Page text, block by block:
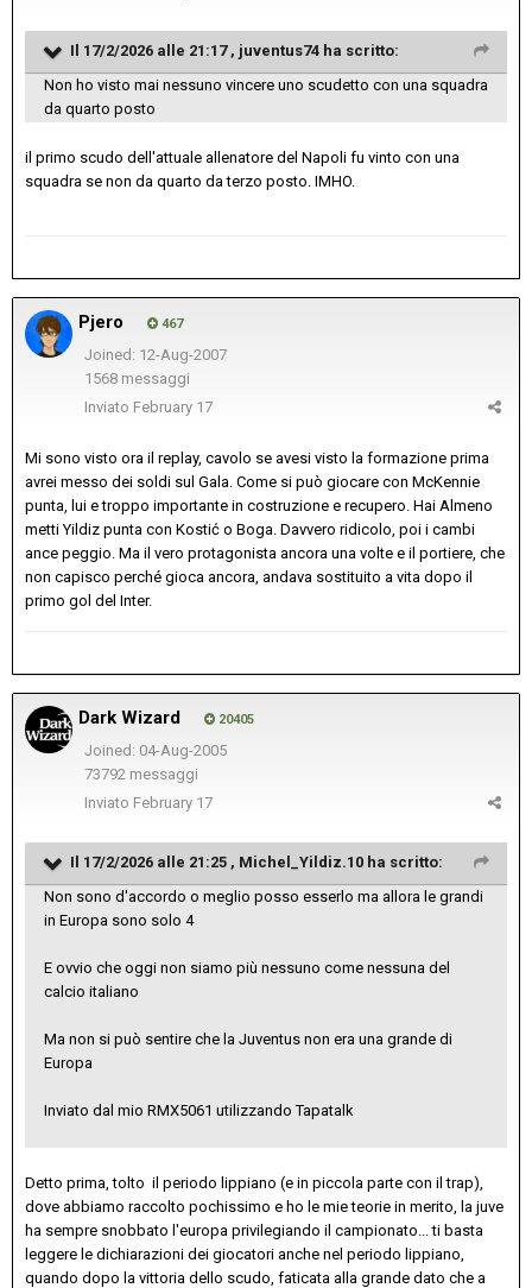
Il 17/2/2026 alle 21:17 , juventus74 ha scritto:
Non ho visto mai nessuno vincere uno scudetto con una squadra
da quarto posto
il primo scudo dell'attuale allenatore del Napoli fu vinto con una
squadra se non da quarto da terzo posto. IMHO.
Pjero 467
Joined: 12-Aug-2007
1568 messaggi
Inviato February 17
Mi sono visto ora il replay, cavolo se avesi visto la formazione prima
avrei messo dei soldi sul Gala. Come si può giocare con McKennie
punta, lui e troppo importante in costruzione e recupero. Hai Almeno
metti Yildiz punta con Kostić o Boga. Davvero ridicolo, poi i cambi
ance peggio. Ma il vero protagonista ancora una volte e il portiere, che
non capisco perché gioca ancora, andava sostituito a vita dopo il
primo gol del Inter.
Dark Wizard 20405
Joined: 04-Aug-2005
73792 messaggi
Inviato February 17
Il 17/2/2026 alle 21:25 , Michel_Yildiz.10 ha scritto:
Non sono d'accordo o meglio posso esserlo ma allora le grandi
in Europa sono solo 4
E ovvio che oggi non siamo più nessuno come nessuna del
calcio italiano
Ma non si può sentire che la Juventus non era una grande di
Europa
Inviato dal mio RMX5061 utilizzando Tapatalk
Detto prima, tolto il periodo lippiano (e in piccola parte con il trap),
dove abbiamo raccolto pochissimo e ho le mie teorie in merito, la juve
ha sempre snobbato l'europa privilegiando il campionato... ti basta
leggere le dichiarazioni dei giocatori anche nel periodo lippiano,
quando dopo la vittoria dello scudo, faticata alla grande dato che a